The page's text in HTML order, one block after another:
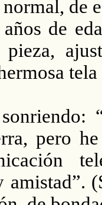
de
de
pieza,
pero
amistad”.